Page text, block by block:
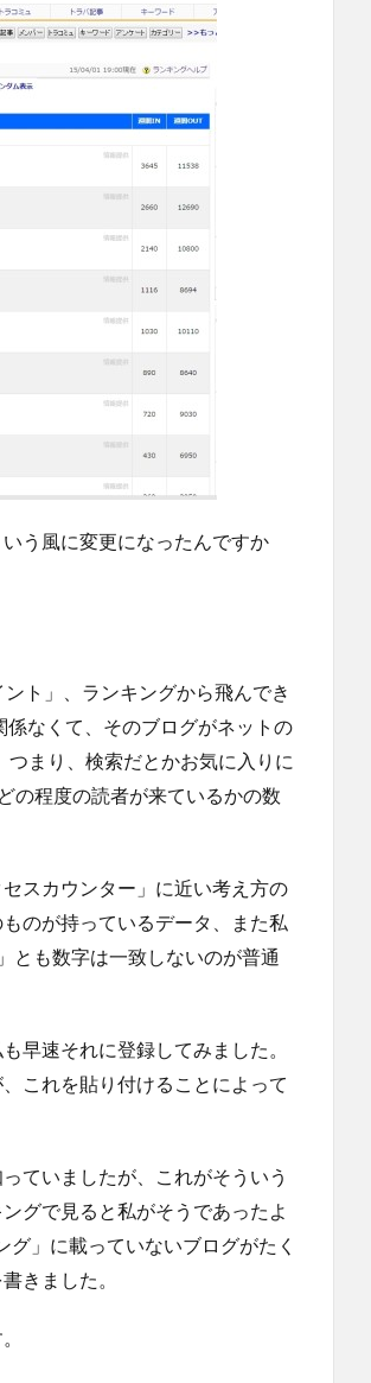
う風に変更になったんですか
ト」、ランキングから飛んでき
なくて、そのブログがネットの
まり、検索だとかお気に入りに
の程度の読者が来ているかの数
スカウンター」に近い考え方の
のが持っているデータ、また私
とも数字は一致しないのが普通
早速それに登録してみました。
これを貼り付けることによって
ていましたが、これがそういう
グで見ると私がそうであったよ
」に載っていないブログがたく
きました。